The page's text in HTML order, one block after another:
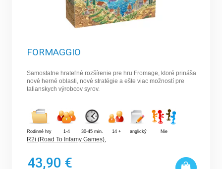
FORMAGGIO
Samostatne hrateľné rozšírenie pre hru Fromage, ktoré prináša
nové herné oblasti, nové stratégie a ešte viac možností pre
talianskych výrobcov syrov.
Rodinné hry 1-4 30-45 min. 14 + anglický Nie
R2i (Road To Infamy Games)
43,90 €